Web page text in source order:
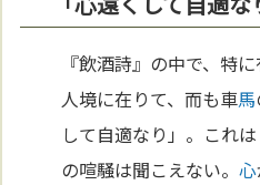
『飲酒詩』の中で、特
人境に在りて、而も車馬
して自適なり」。これ
の喧騒は聞こえない。心